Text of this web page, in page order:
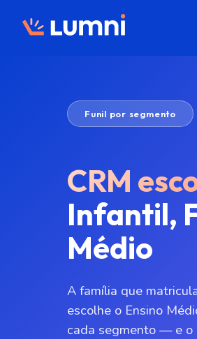
Funil por segmento
CRM
Infantil,
Médio
A família que
escolhe o Ensino
cada segmento — e o